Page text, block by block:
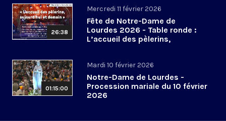
26:38
Mercredi 11 février 2026
Fête de Notre-Dame de
Lourdes 2026 - Table ronde :
L’accueil des pèlerins,
01:15:00
Mardi 10 février 2026
Notre-Dame de Lourdes -
Procession mariale du 10 février
2026